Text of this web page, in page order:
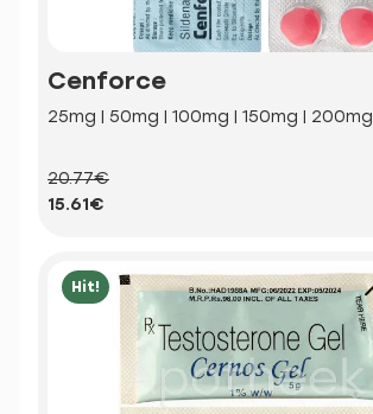
Cenforce
25mg | 50mg | 100mg | 150mg | 200mg
20.77€
15.61€
Hit!